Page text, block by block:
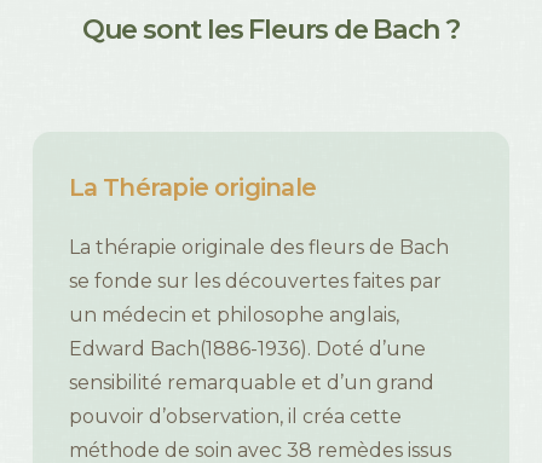
Quesont les Fleurs de Bach?
La Thérapie originale
La thérapie originale des fleurs de Bach
se fonde sur les découvertes faites par
un médecin et philosophe anglais,
Edward Bach(1886-1936). Doté d’une
sensibilité remarquable et d’un grand
pouvoir d’observation, il créa cette
méthode de soin avec 38 remèdes issus